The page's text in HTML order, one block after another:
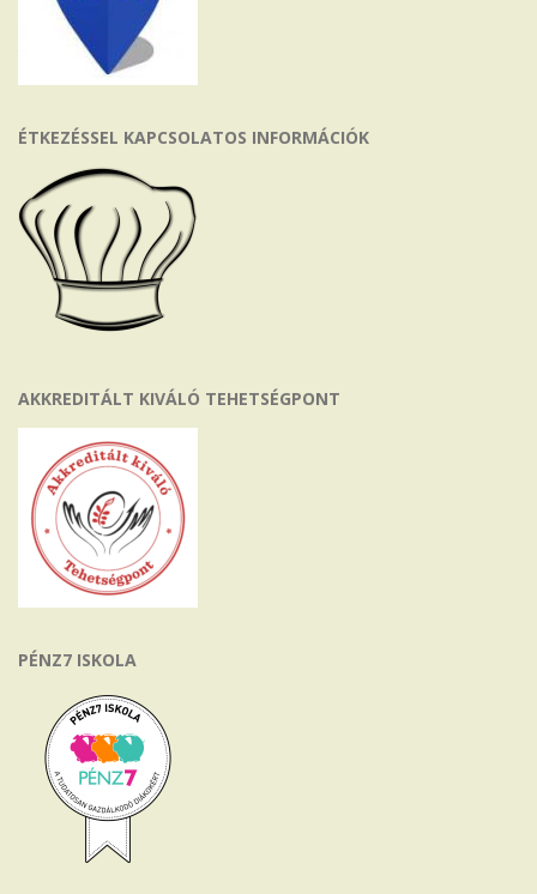
ÉTKEZÉSSEL KAPCSOLATOS INFORMÁCIÓK
AKKREDITÁLT KIVÁLÓ TEHETSÉGPONT
PÉNZ7 ISKOLA